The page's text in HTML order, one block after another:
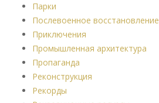
Парки
Послевоенное восстановление
Приключения
Промышленная архитектура
Пропаганда
Реконструкция
Рекорды